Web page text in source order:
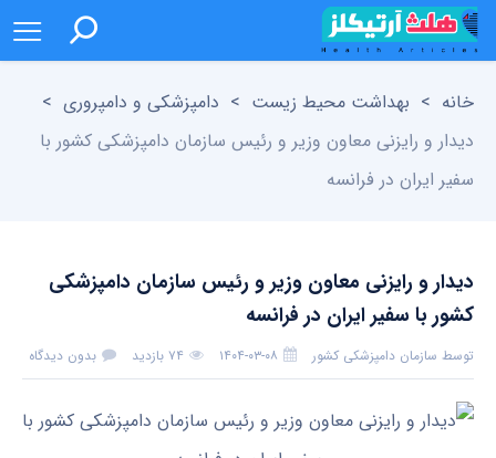
خانه > بهداشت محیط زیست > دامپزشکی و دامپروری >
دیدار و رایزنی معاون وزیر و رئیس سازمان دامپزشکی کشور با
سفیر ایران در فرانسه
دیدار و رایزنی معاون وزیر و رئیس سازمان دامپزشکی
کشور با سفیر ایران در فرانسه
توسط سازمان دامپزشکی کشور ۱۴۰۴-۰۳-۰۸ ۷۴ بازدید بدون دیدگاه